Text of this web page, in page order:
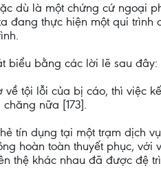
dù là một chứng cứ ngoại
đang thực hiện một qui trình
biểu bằng các lời lẽ sau đây:
tội lỗi của bị cáo, thì việc
nữa [173].
tín dụng tại một trạm dịch
hoàn toàn thuyết phục, với
thệ khác nhau đã được đệ